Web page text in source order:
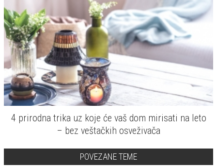
4 prirodna trika uz koje će vaš dom mirisati na leto
– bez veštačkih osveživača
POVEZANE TEME